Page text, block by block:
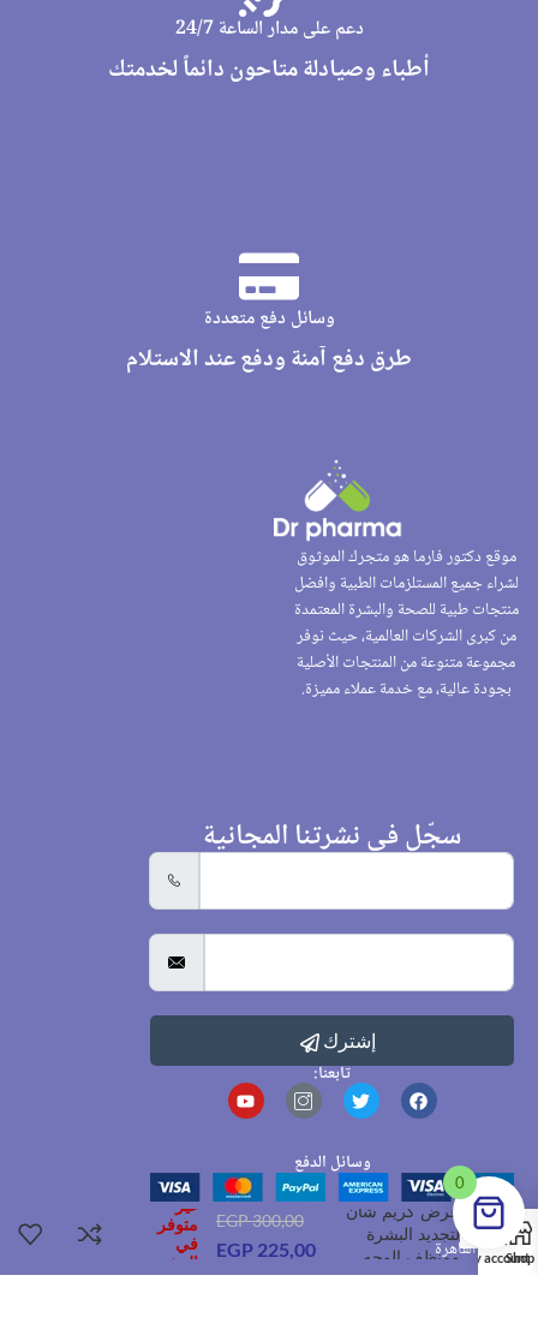
دعم على مدار الساعة 24/7
أطباء وصيادلة متاحون دائماً لخدمتك
وسائل دفع متعددة
طرق دفع آمنة ودفع عند الاستلام
موقع دكتور فارما هو متجرك الموثوق
لشراء جميع المستلزمات الطبية وافضل
منتجات طبية للصحة والبشرة المعتمدة
من كبرى الشركات العالمية، حيث نوفر
مجموعة متنوعة من المنتجات الأصلية
بجودة عالية، مع خدمة عملاء مميزة.
سجّل في نشرتنا المجانية
إشترك
تابعنا:
وسائل الدفع
القاهرة
01050088518
عرض كريم شان
لتجديد البشرة
ومنظف الوجه
EGP300,00
EGP 225,00
غير
متوفر
في
المخزون
0
Shop
My account